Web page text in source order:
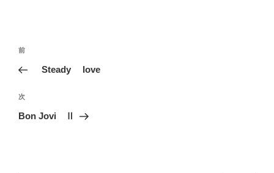
投
ナ
ビ
ゲ
前
の
稿
前
Steady love
次
の
次
Bon Jovi Ⅱ